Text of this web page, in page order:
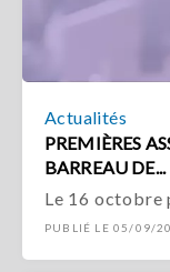
Actualités
PREMIÈRES
BARREAU DE...
Le 16 octobre
PUBLIÉ LE 05/09/